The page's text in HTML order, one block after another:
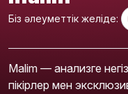
Біз әлеуметтік желіде:
Malim — анализге
пікірлер мен